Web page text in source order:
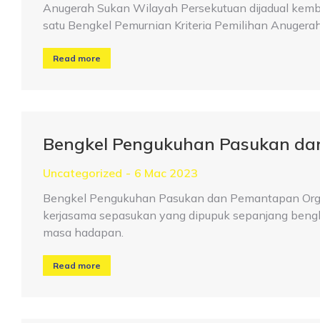
Anugerah Sukan Wilayah Persekutuan dijadual
satu Bengkel Pemurnian Kriteria Pemilihan
Read more
Bengkel Pengukuhan Pasukan
Uncategorized
6 Mac 2023
Bengkel Pengukuhan Pasukan dan Pemantapan
kerjasama sepasukan yang dipupuk sepanjang
masa hadapan.
Read more